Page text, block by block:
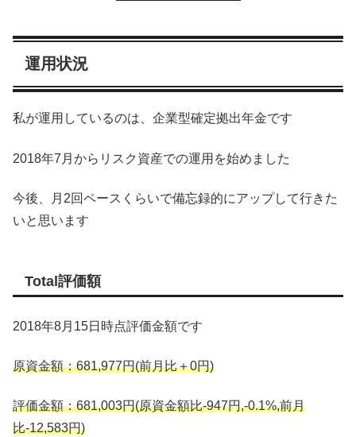
運用状況
私が運用しているのは、企業型確定拠出年金です
2018年7月からリスク資産での運用を始めました
今後、月2回ペースくらいで備忘録的にアップして行きた
いと思います
Total評価額
2018年8月15日時点評価金額です
原資金額：681,977円(前月比＋0円)
評価金額：681,003円(原資金額比-947円,-0.1%,前月
比-12,583円)